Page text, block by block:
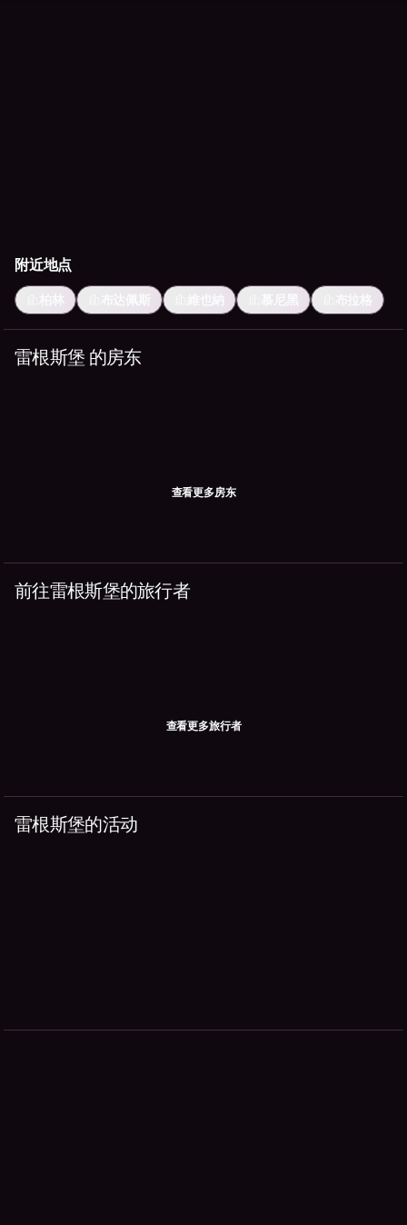
附近地点
柏林 布达佩斯 維也納 慕尼黑 布拉格
雷根斯堡 的房东
查看更多房东
前往雷根斯堡的旅行者
查看更多旅行者
雷根斯堡的活动